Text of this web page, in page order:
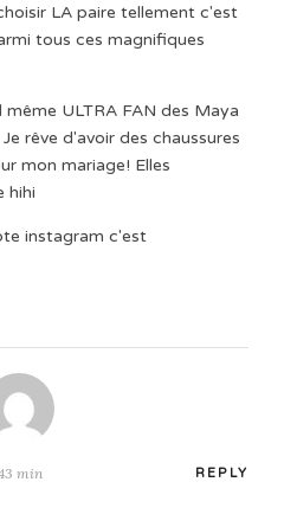
LA paire tellement c'est
tous ces magnifiques
ULTRA FAN des Maya
rêve d'avoir des chaussures
mon mariage! Elles
hihi
instagram c'est
min REPLY